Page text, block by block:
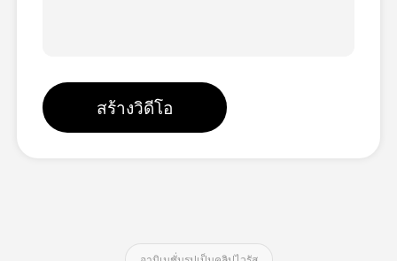
บล็อก
สร้างวิดีโอ